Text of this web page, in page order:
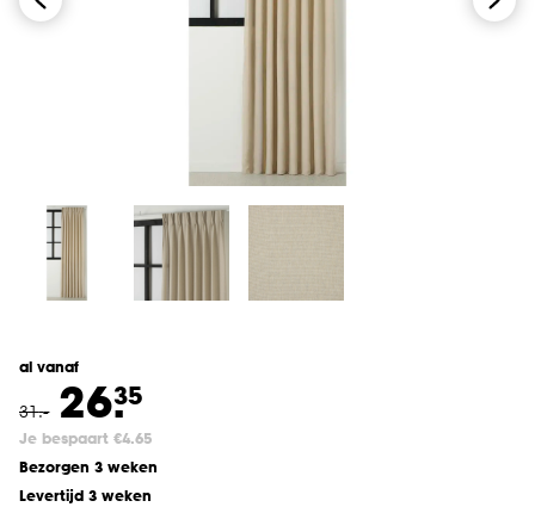
al vanaf
31.- 26.35
Je bespaart €4.65
Bezorgen 3 weken
Levertijd 3 weken